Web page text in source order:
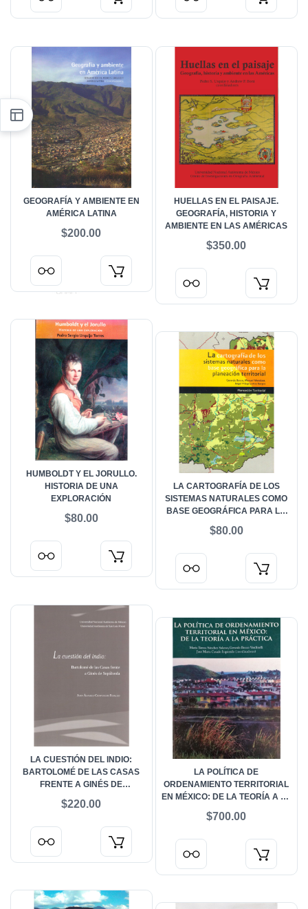
GEOGRAFÍA Y AMBIENTE EN
AMÉRICA LATINA
$200.00
HUELLAS EN EL PAISAJE.
GEOGRAFÍA, HISTORIA Y
AMBIENTE EN LAS AMÉRICAS
$350.00
HUMBOLDT Y EL JORULLO.
HISTORIA DE UNA
EXPLORACIÓN
$80.00
LA CARTOGRAFÍA DE LOS
SISTEMAS NATURALES COMO
BASE GEOGRÁFICA PARA LA
UNA REVISIÓN DE LA
$80.00
LA CUESTIÓN DEL INDIO:
BARTOLOMÉ DE LAS CASAS
FRENTE A GINÉS DE
VALLADOLID DE 1550
$220.00
LA POLÍTICA DE
ORDENAMIENTO TERRITORIAL
EN MÉXICO: DE LA TEORÍA A LA
$700.00